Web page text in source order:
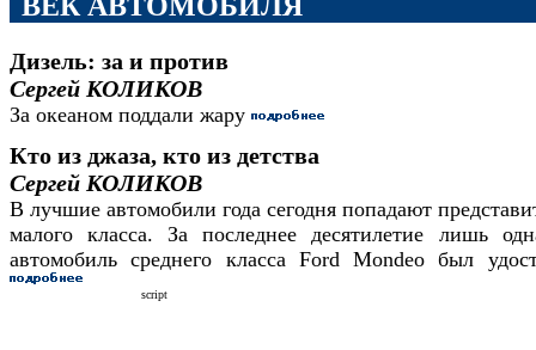
Дизель: за и против
Сергей КОЛИКОВ
За океаном поддали жару
Кто из джаза, кто из детства
Сергей КОЛИКОВ
В лучшие автомобили года сегодня попадают
малого класса. За последнее десятилетие лишь
автомобиль среднего класса Ford Mondeo был
script